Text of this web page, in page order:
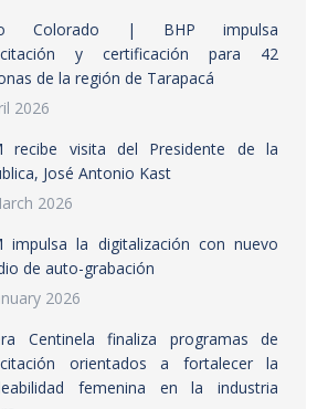
Colorado | BHP impulsa
y certificación para 42
de la región de Tarapacá
2026
recibe visita del Presidente de la
José Antonio Kast
2026
impulsa la digitalización con nuevo
de auto-grabación
2026
Centinela finaliza programas de
orientados a fortalecer la
femenina en la industria